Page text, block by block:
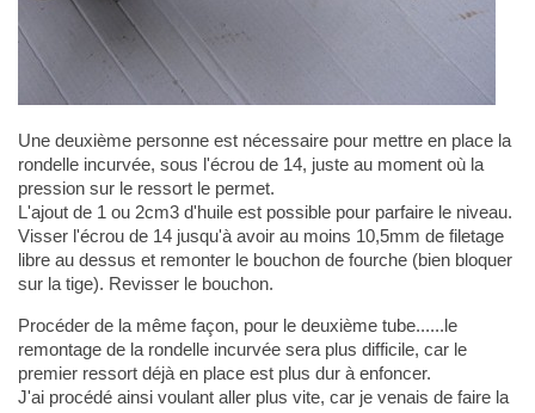
Une deuxième personne est nécessaire pour mettre en place la
rondelle incurvée, sous l'écrou de 14, juste au moment où la
pression sur le ressort le permet.
L'ajout de 1 ou 2cm3 d'huile est possible pour parfaire le niveau.
Visser l'écrou de 14 jusqu'à avoir au moins 10,5mm de filetage
libre au dessus et remonter le bouchon de fourche (bien bloquer
sur la tige). Revisser le bouchon.
Procéder de la même façon, pour le deuxième tube......le
remontage de la rondelle incurvée sera plus difficile, car le
premier ressort déjà en place est plus dur à enfoncer.
J'ai procédé ainsi voulant aller plus vite, car je venais de faire la